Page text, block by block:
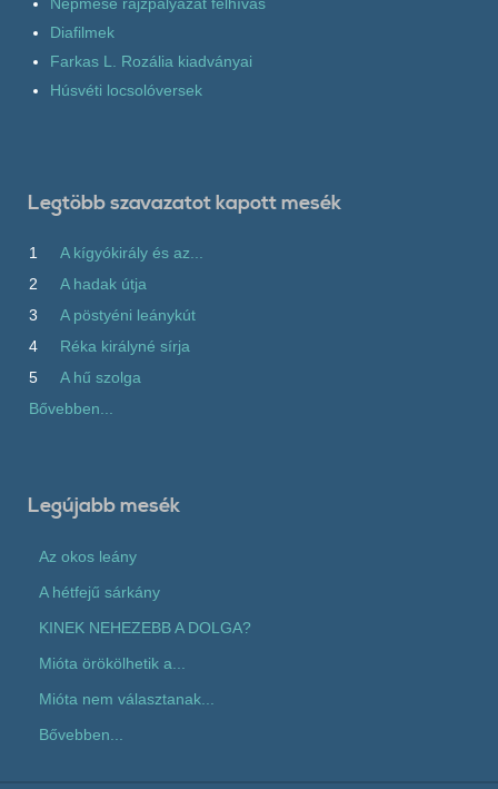
Diafilmek
Farkas L. Rozália kiadványai
Húsvéti locsolóversek
Legtöbb szavazatot kapott mesék
1
A kígyókirály és az...
2
A hadak útja
3
A pöstyéni leánykút
4
Réka királyné sírja
5
A hű szolga
Bővebben...
Legújabb mesék
Az okos leány
A hétfejű sárkány
KINEK NEHEZEBB A DOLGA?
Mióta örökölhetik a...
Mióta nem választanak...
Bővebben...